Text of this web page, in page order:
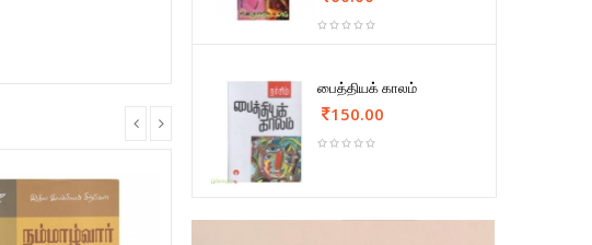
பைத்தியக் காலம்
150.00